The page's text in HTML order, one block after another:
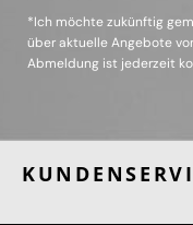
*Ich möchte zukünftig
über aktuelle Angebote
Abmeldung ist jederzeit